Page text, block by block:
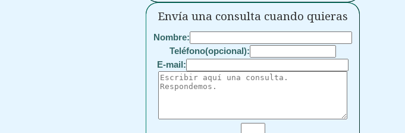
Envía una consulta cuando quieras
Nombre:
Teléfono(opcional):
E-mail: